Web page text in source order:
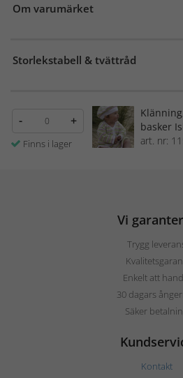
Om varumärket
Storlekstabell & tvättråd
- +
Finns i lager
basker
art. nr:
Vi
Trygg
Enkelt att
30 dagars
Säker
Kontakt